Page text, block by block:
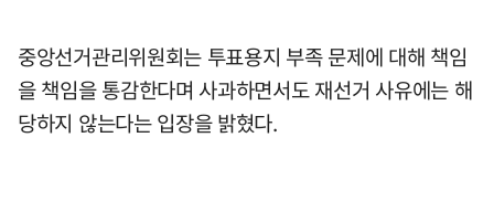
중앙선거관리위원회는 투표용지 부족 문제에 대해 책임
을 책임을 통감한다며 사과하면서도 재선거 사유에는 해
당하지 않는다는 입장을 밝혔다.